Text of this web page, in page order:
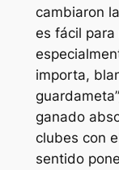
cambiaron
es fácil
importa,
ganado
clubes con
sentido